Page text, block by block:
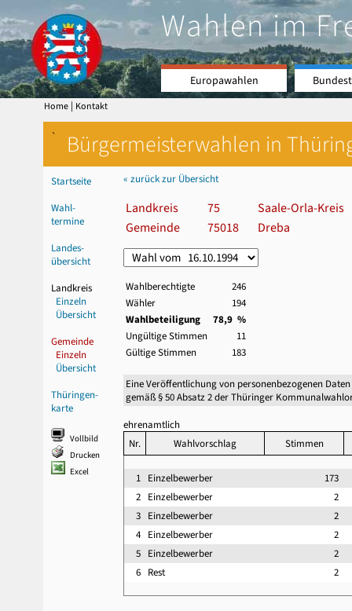
Wahlen im
Europawahlen
Home | Kontakt
` Bürgermeisterwahlen in
Startseite
Wahl-
termine
Landes-
übersicht
Landkreis
Einzeln
Übersicht
Gemeinde
Einzeln
Übersicht
Thüringen-
karte
Vollbild
Drucken
Excel
« zurück zur Übersicht
Landkreis 75
Saale-Orla-Kreis
Gemeinde
75018 Dreba
Wahlberechtigte
246
Wähler
194
Wahlbeteiligung
78,9 %
Ungültige Stimmen
11
Gültige Stimmen
183
Eine Veröffentlichung von personenbezogenen
gemäß § 50 Absatz 2 der Thüringer
ehrenamtlich
Nr.
Wahlvorschlag Stimmen
1 Einzelbewerber
173
2 Einzelbewerber
2
3 Einzelbewerber
2
4 Einzelbewerber
2
5 Einzelbewerber
2
6 Rest 2